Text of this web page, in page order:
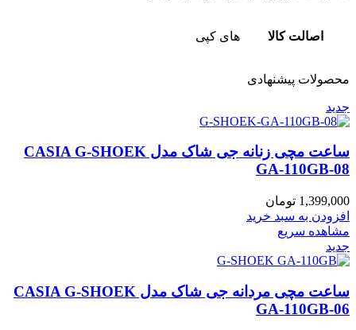
اصالت کالا های کپی
محصولات پیشنهادی
جدید
ساعت مچی زنانه جی شاک مدل CASIA G-SHOEK
GA-110GB-08
1,399,000 تومان
افزودن به سبد خرید
مشاهده سریع
جدید
ساعت مچی مردانه جی شاک مدل CASIA G-SHOEK
GA-110GB-06